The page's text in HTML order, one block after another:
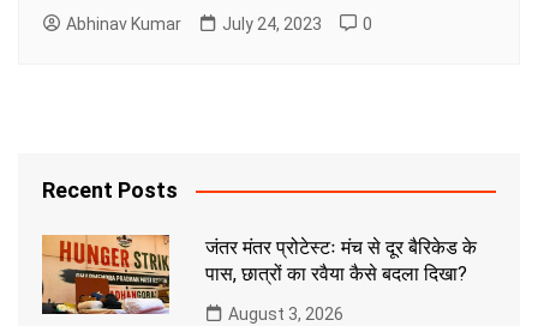
Abhinav Kumar July 24, 2023 0
Recent Posts
जंतर मंतर प्रोटेस्टः मंच से दूर बैरिकेड के
पास, छात्रों का रवैया कैसे बदला दिखा?
August 3, 2026